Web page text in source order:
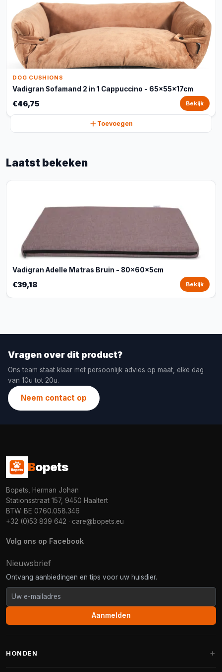
DOG CUSHIONS
Vadigran Sofamand 2 in 1 Cappuccino - 65x55x17cm
€46,75 Bekijk
Toevoegen
Laatst bekeken
Vadigran Adelle Matras Bruin - 80x60x5cm
€39,18 Bekijk
Vragen over dit product?
Ons team staat klaar met persoonlijk advies op maat, elke dag
van 10u tot 20u.
Neem contact op
Bopets
Bopets, Herman Johan
Stationsstraat 157, 9450 Haaltert
BTW: BE 0760.058.346
+32 (0)53 839 642 · care@bopets.eu
Volg ons op Facebook
Nieuwsbrief
Ontvang aanbiedingen en tips voor uw huisdier.
Aanmelden
HONDEN